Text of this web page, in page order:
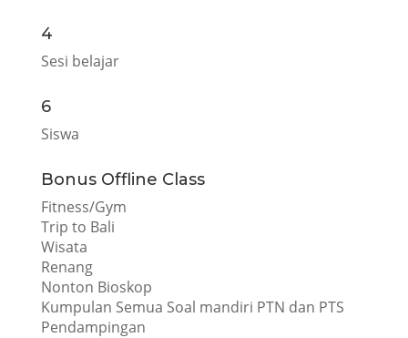
4
Sesi belajar
6
Siswa
Bonus Offline Class
Fitness/Gym
Trip to Bali
Wisata
Renang
Nonton Bioskop
Kumpulan Semua Soal mandiri PTN dan PTS
Pendampingan